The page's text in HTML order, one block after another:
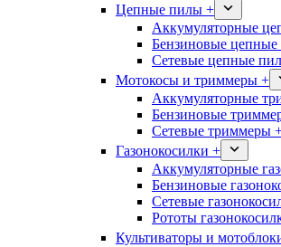
Цепные пилы +
Аккумуляторные
Бензиновые
Сетевые цепные
Мотокосы и триммеры +
Аккумуляторные
Бензиновые
Сетевые триммеры
Газонокосилки +
Аккумуляторные
Бензиновые
Сетевые
Рототы
Культиваторы и